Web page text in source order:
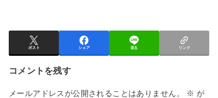
ポスト シェア 送る リンク
コメントを残す
メールアドレスが公開されることはありません。 ※ が